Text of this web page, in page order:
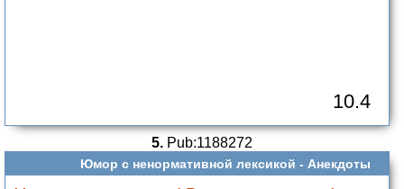
10.4
5. Pub:1188272
Юмор с ненормативной лексикой - Анекдоты